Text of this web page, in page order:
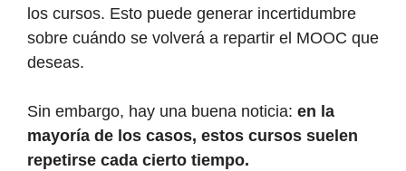
los cursos. Esto puede generar incertidumbre
sobre cuándo se volverá a repartir el MOOC que
deseas.
Sin embargo, hay una buena noticia: en la
mayoría de los casos, estos cursos suelen
repetirse cada cierto tiempo.